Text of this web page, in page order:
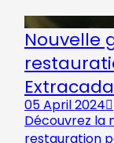
Nouvelle
05 April 2024
Découvrez la
restauration